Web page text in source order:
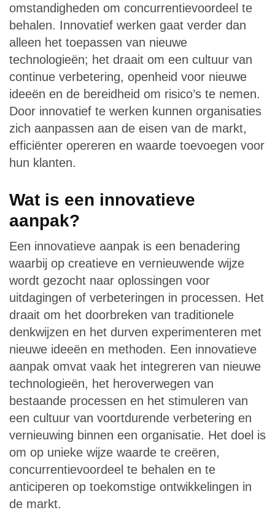
omstandigheden om concurrentievoordeel te
behalen. Innovatief werken gaat verder dan
alleen het toepassen van nieuwe
technologieën; het draait om een cultuur van
continue verbetering, openheid voor nieuwe
ideeën en de bereidheid om risico’s te nemen.
Door innovatief te werken kunnen organisaties
zich aanpassen aan de eisen van de markt,
efficiënter opereren en waarde toevoegen voor
hun klanten.
Wat is een innovatieve
aanpak?
Een innovatieve aanpak is een benadering
waarbij op creatieve en vernieuwende wijze
wordt gezocht naar oplossingen voor
uitdagingen of verbeteringen in processen. Het
draait om het doorbreken van traditionele
denkwijzen en het durven experimenteren met
nieuwe ideeën en methoden. Een innovatieve
aanpak omvat vaak het integreren van nieuwe
technologieën, het heroverwegen van
bestaande processen en het stimuleren van
een cultuur van voortdurende verbetering en
vernieuwing binnen een organisatie. Het doel is
om op unieke wijze waarde te creëren,
concurrentievoordeel te behalen en te
anticiperen op toekomstige ontwikkelingen in
de markt.